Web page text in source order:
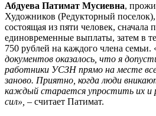
Абдуева Патимат Мусиевна,
Художников (Редукторный поселок),
состоящая из пяти человек, сначала
единовременные выплаты, затем в
750 рублей на каждого члена семьи.
документов оказалось, что я
работники УСЗН прямо на месте все
заново. Приятно, когда люди
каждый старается упростить их и
сил», – считает Патимат.